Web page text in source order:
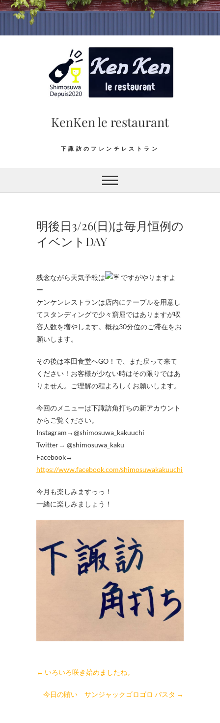
Skip
KenKen le restaurant
下諏訪のフレンチレストラン
明後日3/26(日)は毎月恒例の
イベントDAY
残念ながら天気予報は
ですがやりますよ
ー
ケンケンレストランは店内にテーブルを用意し
てスタンディングで少々窮屈ではありますが収
容人数を増やします。概ね30分位のご滞在をお
願いします。
その後は本田食堂へGO！で、また戻って来て
ください！お客様が少ない時はその限りではあ
りません。ご理解の程よろしくお願いします。
今回のメニューは下諏訪角打ちの新アカウント
からご覧ください。
Instagram→@shimosuwa_kakuuchi
Twitter→ @shimosuwa_kaku
Facebook→
https://www.facebook.com/shimosuwakakuuchi
今月も楽しみますっっ！
一緒に楽しみましょう！
← いろいろ咲き始めましたね。
今日の賄い サンジャックゴロゴロ パスタ →